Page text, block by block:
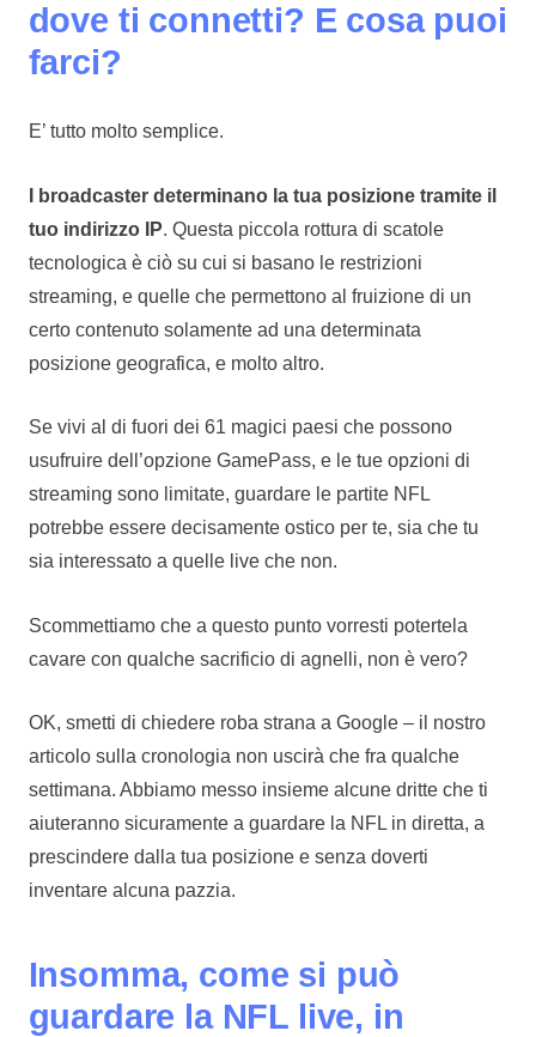
dove ti connetti? E cosa puoi
farci?
E’ tutto molto semplice.
I broadcaster determinano la tua posizione tramite il
tuo indirizzo IP. Questa piccola rottura di scatole
tecnologica è ciò su cui si basano le restrizioni
streaming, e quelle che permettono al fruizione di un
certo contenuto solamente ad una determinata
posizione geografica, e molto altro.
Se vivi al di fuori dei 61 magici paesi che possono
usufruire dell’opzione GamePass, e le tue opzioni di
streaming sono limitate, guardare le partite NFL
potrebbe essere decisamente ostico per te, sia che tu
sia interessato a quelle live che non.
Scommettiamo che a questo punto vorresti potertela
cavare con qualche sacrificio di agnelli, non è vero?
OK, smetti di chiedere roba strana a Google – il nostro
articolo sulla cronologia non uscirà che fra qualche
settimana. Abbiamo messo insieme alcune dritte che ti
aiuteranno sicuramente a guardare la NFL in diretta, a
prescindere dalla tua posizione e senza doverti
inventare alcuna pazzia.
Insomma, come si può
guardare la NFL live, in